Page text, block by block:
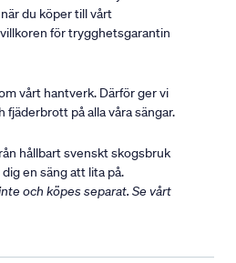
du köper till vårt
för trygghetsgarantin
vårt hantverk. Därför ger vi
på alla våra sängar.
hållbart svenskt skogsbruk
en säng att lita på.
och köpes separat. Se vårt